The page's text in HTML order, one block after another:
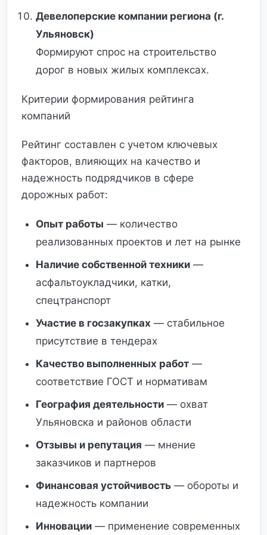
Девелоперские компании региона (г.
Ульяновск)
Формируют спрос на строительство
дорог в новых жилых комплексах.
Критерии формирования рейтинга
компаний
Рейтинг составлен с учетом ключевых
факторов, влияющих на качество и
надежность подрядчиков в сфере
дорожных работ:
Опыт работы — количество
реализованных проектов и лет на рынке
Наличие собственной техники —
асфальтоукладчики, катки,
спецтранспорт
Участие в госзакупках — стабильное
присутствие в тендерах
Качество выполненных работ —
соответствие ГОСТ и нормативам
География деятельности — охват
Ульяновска и районов области
Отзывы и репутация — мнение
заказчиков и партнеров
Финансовая устойчивость — обороты и
надежность компании
Инновации — применение современных